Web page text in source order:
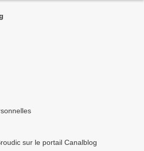
sur le portail Canalblog